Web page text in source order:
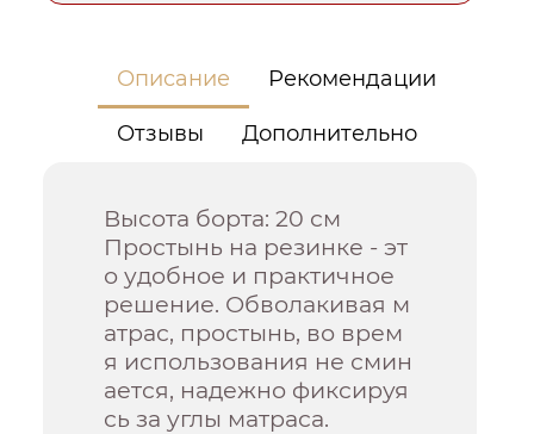
Описание Рекомендации
Отзывы Дополнительно
Высота борта: 20 см
Простынь на резинке - эт
о удобное и практичное
решение. Обволакивая м
атрас, простынь, во врем
я использования не смин
ается, надежно фиксируя
сь за углы матраса.